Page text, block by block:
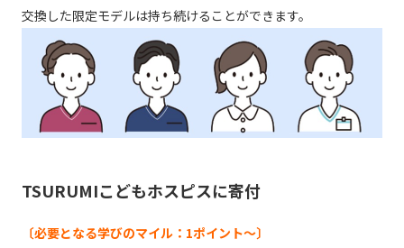
交換した限定モデルは持ち続けることができます。
TSURUMIこどもホスピスに寄付
〔必要となる学びのマイル：1ポイント～〕